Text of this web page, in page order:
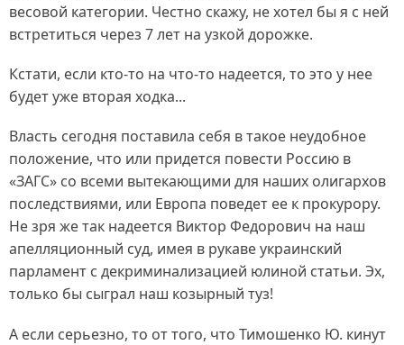
весовой категории. Честно скажу, не хотел бы я с ней
встретиться через 7 лет на узкой дорожке.
Кстати, если кто-то на что-то надеется, то это у нее
будет уже вторая ходка...
Власть сегодня поставила себя в такое неудобное
положение, что или придется повести Россию в
«ЗАГС» со всеми вытекающими для наших олигархов
последствиями, или Европа поведет ее к прокурору.
Не зря же так надеется Виктор Федорович на наш
апелляционный суд, имея в рукаве украинский
парламент с декриминализацией юлиной статьи. Эх,
только бы сыграл наш козырный туз!
А если серьезно, то от того, что Тимошенко Ю. кинут